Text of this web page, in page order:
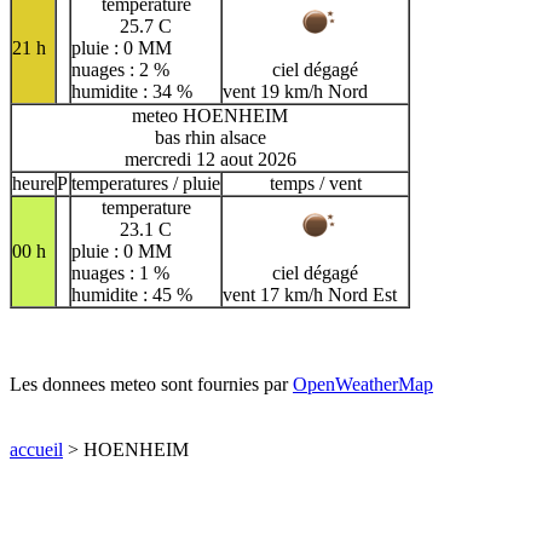
21 h
temperature
25.7 C
pluie : 0 MM
nuages : 2 %
humidite : 34 %
ciel dégagé
vent 19 km/h Nord
meteo HOENHEIM
bas rhin alsace
mercredi 12 aout 2026
heurePtemperatures / pluie temps / vent
00 h
temperature
23.1 C
pluie : 0 MM
nuages : 1 %
humidite : 45 %
ciel dégagé
vent 17 km/h Nord Est
Les donnees meteo sont fournies parOpenWeatherMap
accueil > HOENHEIM